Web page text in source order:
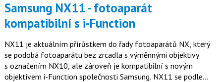
Samsung NX11 - fotoaparát
kompatibilní s i-Function
NX11 je aktuálním přírůstkem do řady fotoaparátů NX, který
se podobá fotoaparátu bez zrcadla s výměnnými objektivy
s označením NX10, ale zároveň je kompatibilní s novým
objektivem i-Function společnosti Samsung. NX11 se podle